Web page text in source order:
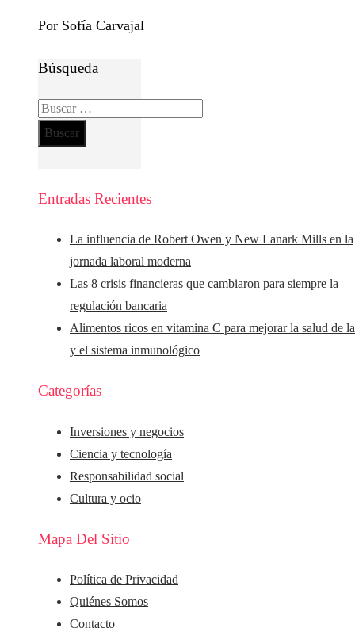
Por Sofía Carvajal
Búsqueda
Buscar:
Entradas Recientes
La influencia de Robert Owen y New Lanark Mills en la
jornada laboral moderna
Las 8 crisis financieras que cambiaron para siempre la
regulación bancaria
Alimentos ricos en vitamina C para mejorar la salud de
y el sistema inmunológico
Categorías
Inversiones y negocios
Ciencia y tecnología
Responsabilidad social
Cultura y ocio
Mapa Del Sitio
Política de Privacidad
Quiénes Somos
Contacto